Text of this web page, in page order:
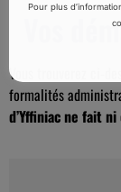
Vos
Vous trouverez ci-
formalités
d’Yffiniac ne fait
Pour plus